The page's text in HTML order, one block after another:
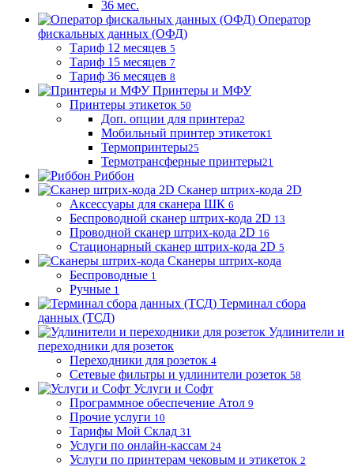
36 мес.
Оператор
фискальных данных (ОФД)
Тариф 12 месяцев 5
Тариф 15 месяцев 7
Тариф 36 месяцев 8
Принтеры и МФУ
Принтеры этикеток 50
Доп. опции для принтера2
Мобильный принтер этикеток1
Термопринтеры25
Термотрансферные принтеры21
Риббон
Сканер штрих-кода 2D
Аксессуары для сканера ШК 6
Беспроводной сканер штрих-кода 2D 13
Проводной сканер штрих-кода 2D 16
Стационарный сканер штрих-кода 2D 5
Сканеры штрих-кода
Беспроводные 1
Ручные 1
Терминал сбора
данных (ТСД)
Удлинители и
переходники для розеток
Переходники для розеток 4
Сетевые фильтры и удлинители розеток 58
Услуги и Софт
Программное обеспечение Атол 9
Прочие услуги 10
Тарифы Мой Склад 31
Услуги по онлайн-кассам 24
Услуги по принтерам чековым и этикеток 2